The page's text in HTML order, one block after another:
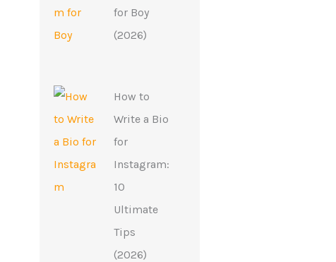
for Boy
(2026)
How to
Write a Bio
for
Instagram:
10
Ultimate
Tips
(2026)